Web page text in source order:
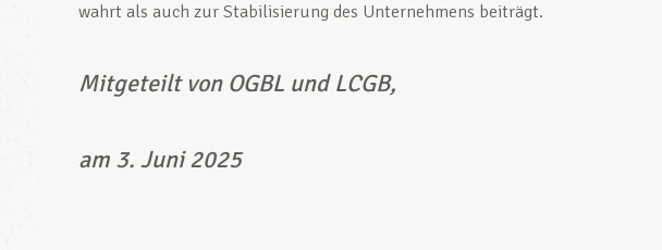
wahrt als auch zur Stabilisierung des Unternehmens beiträgt.
Mitgeteilt von OGBL und LCGB,
am 3. Juni 2025